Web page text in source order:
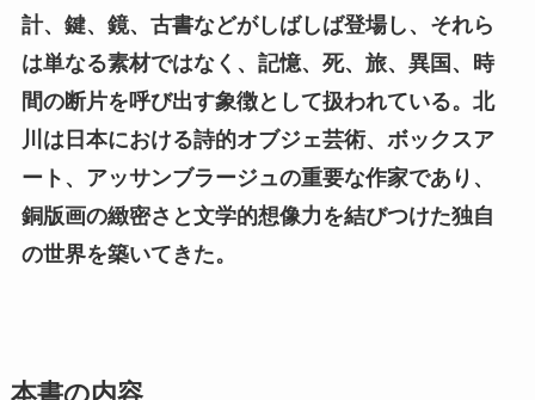
計、鍵、鏡、古書などがしばしば登場し、それら
は単なる素材ではなく、記憶、死、旅、異国、時
間の断片を呼び出す象徴として扱われている。北
川は日本における詩的オブジェ芸術、ボックスア
ート、アッサンブラージュの重要な作家であり、
銅版画の緻密さと文学的想像力を結びつけた独自
の世界を築いてきた。
本書の内容